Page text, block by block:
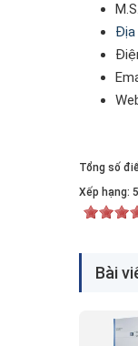
Địa
Tổng số
Xếp hạng: 5
Bài